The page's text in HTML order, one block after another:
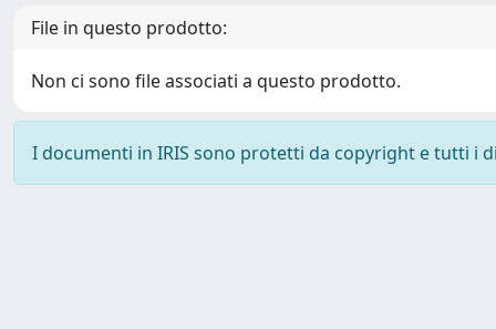
File in questo prodotto:
Non ci sono file associati a questo prodotto.
I documenti in IRIS sono protetti da copyright e tutti i